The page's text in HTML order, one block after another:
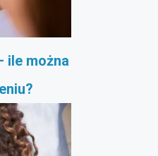
ile można